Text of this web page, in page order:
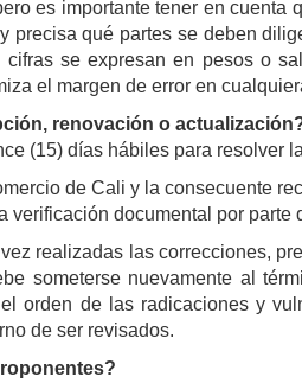
es importante tener en
qué partes se deben
se expresan en pesos o
el margen de error en
renovación o
(15) días hábiles para resolver
de Cali y la consecuente
documental por parte
realizadas las correcciones,
someterse nuevamente al
orden de las radicaciones y
de ser revisados.